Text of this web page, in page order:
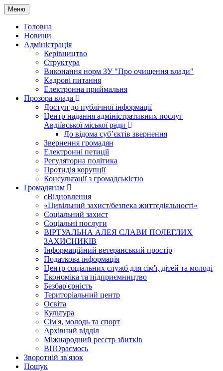
Меню
Головна
Новини
Адміністрація
Керівництво
Структура
Виконання норм ЗУ "Про очищення влади"
Кадрові питання
Електронна приймальня
Прозора влада
Доступ до публічної інформації
Центр надання адміністративних послуг
Авдіївської міської ради
До відома суб’єктів звернення
Звернення громадян
Електронні петиції
Регуляторна політика
Протидія корупції
Консультації з громадськістю
Громадянам
єВідновлення
«Цивільний захист/безпека життєдіяльності»
Соціальний захист
Соціальні послуги
ВІРТУАЛЬНА АЛЕЯ СЛАВИ ПОЛЕГЛИХ
ЗАХИСНИКІВ
Інформаційний ветеранський простір
Податкова інформація
Центр соціальних служб для сім'ї, дітей та молоді
Економіка та підприємництво
Безбар'єрність
Територіальний центр
Освіта
Культура
Сім'я, молодь та спорт
Архівний відділ
Міжнародний реєстр збитків
ВПОраємось
Зворотній зв'язок
Пошук